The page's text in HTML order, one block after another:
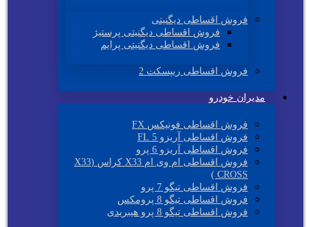
فروش اقساطی دیگنیتی
فروش اقساطی دیگنیتی پرستیژ
فروش اقساطی دیگنیتی پرایم
فروش اقساطی ریپسکت 2
مدیران خودرو
فروش اقساطی فونیکس FX
فروش اقساطی آریزو 5 FL
فروش اقساطی آریزو 6 پرو
فروش اقساطی ام وی ام X33 کراس (X33
CROSS )
فروش اقساطی تیگو 7 پرو
فروش اقساطی تیگو 8 پرومکس
فروش اقساطی تیگو 8 پرو هیبریدی